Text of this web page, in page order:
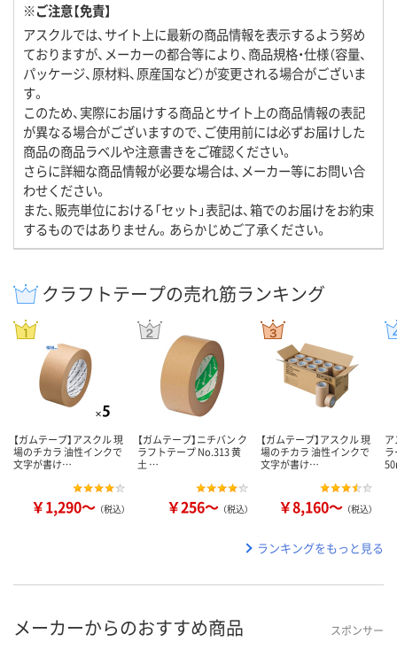
※ご注意【免責】
アスクルでは、サイト上に最新の商品情報を表示するよう努め
ておりますが、メーカーの都合等により、商品規格・仕様（容量、
パッケージ、原材料、原産国など）が変更される場合がございま
す。
このため、実際にお届けする商品とサイト上の商品情報の表記
が異なる場合がございますので、ご使用前には必ずお届けした
商品の商品ラベルや注意書きをご確認ください。
さらに詳細な商品情報が必要な場合は、メーカー等にお問い合
わせください。
また、販売単位における「セット」表記は、箱でのお届けをお約束
するものではありません。あらかじめご了承ください。
クラフトテープの売れ筋ランキング
【ガムテープ】アスクル 現
場のチカラ 油性インクで
文字が書け…
￥1,290～ （税込）
【ガムテープ】ニチバン ク
ラフトテープ No.313 黄
土 …
￥256～ （税込）
【ガムテープ】アスクル 現
場のチカラ 油性インクで
文字が書け…
￥8,160～ （税込）
ランキングをもっと見る
メーカーからのおすすめ商品 スポンサー